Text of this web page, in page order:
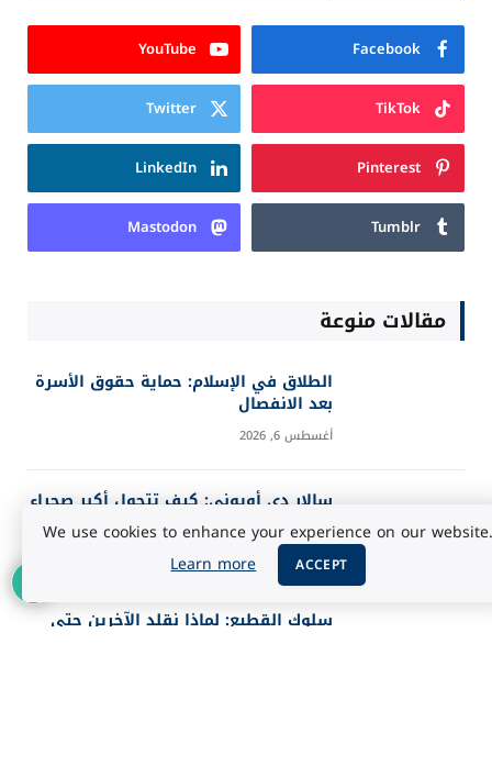
Facebook
YouTube
TikTok
Twitter
Pinterest
LinkedIn
Tumblr
Mastodon
مقالات منوعة
الطلاق في الإسلام: حماية حقوق الأسرة
بعد الانفصال
أغسطس 6, 2026
سالار دي أويوني: كيف تتحول أكبر صحراء
ملحية إلى مرآة للسماء؟
أغسطس 5, 2026
سلوك القطيع: لماذا نقلد الآخرين حتى
We use cookies to enhance your experience on our website.
Learn more
ACCEPT